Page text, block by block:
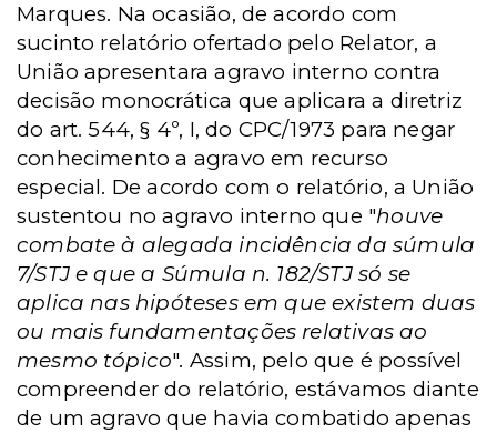
Marques. Na ocasião, de acordo com
sucinto relatório ofertado pelo Relator, a
União apresentara agravo interno contra
decisão monocrática que aplicara a diretriz
do art. 544, § 4º, I, do CPC/1973 para negar
conhecimento a agravo em recurso
especial. De acordo com o relatório, a União
sustentou no agravo interno que "houve
combate à alegada incidência da súmula
7/STJ e que a Súmula n. 182/STJ só se
aplica nas hipóteses em que existem duas
ou mais fundamentações relativas ao
mesmo tópico". Assim, pelo que é possível
compreender do relatório, estávamos diante
de um agravo que havia combatido apenas